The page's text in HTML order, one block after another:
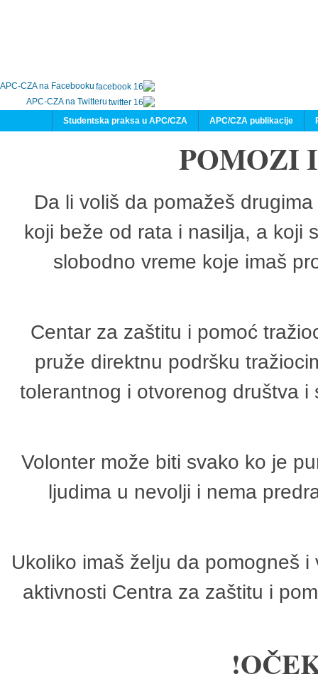
APC-CZA na Facebooku
APC-CZA na Twitteru
APC/CZA publikacije
Studentska praksa u APC/CZA
POMOZI
Da li voliš da pomažeš
koji beže od rata i nasilja, a koji
slobodno vreme koje imaš
Centar za zaštitu i pomoć
pruže direktnu podršku
tolerantnog i otvorenog društva
Volonter može biti svako ko je
ljudima u nevolji i nema
Ukoliko imaš želju da pomogneš
aktivnosti Centra za zaštitu i